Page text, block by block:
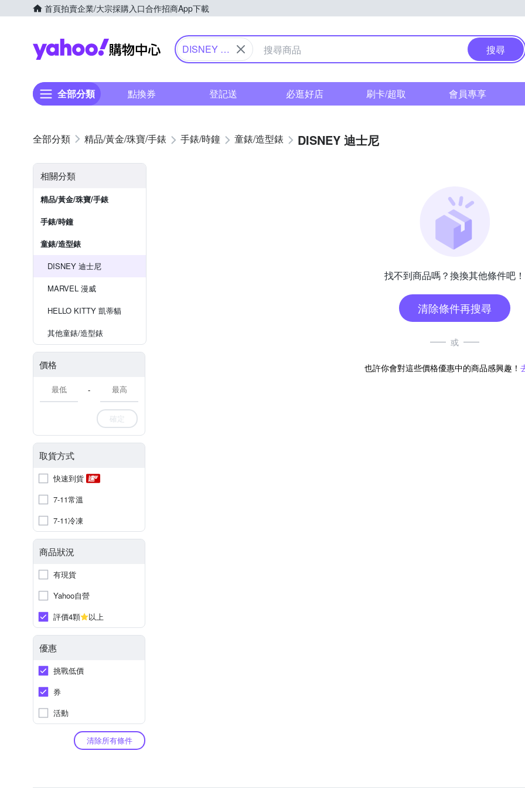
首頁拍賣企業/大宗採購入口合作招商App下載
Yahoo購物中心
DISNEY 迪
搜尋
全部分類 點換券 登記送 必逛好店 刷卡/超取 會員專享
精品/黃金/珠寶/手錶 手錶/時鐘 童錶/造型錶 DISNEY 迪士尼
相關分類
精品/黃金/珠寶/手錶
手錶/時鐘
童錶/造型錶
DISNEY 迪士尼
MARVEL 漫威
HELLO KITTY 凱蒂貓
其他童錶/造型錶
價格
-
確定
取貨方式
快速到貨
7-11常溫
7-11冷凍
商品狀況
有現貨
Yahoo自營
評價4顆
以上
優惠
挑戰低價
券
活動
清除所有條件
找不到商品嗎？換換其他條件吧！
清除條件再搜尋
或
也許你會對這些價格優惠中的商品感興趣！